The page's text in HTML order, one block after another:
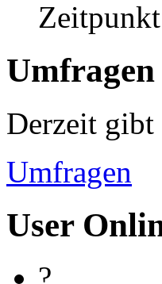
Umfragen
Derzeit gibt
Umfragen
User